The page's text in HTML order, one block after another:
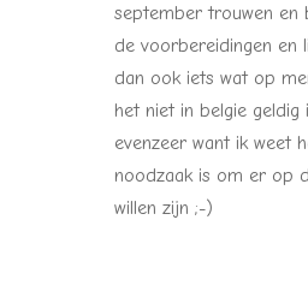
september trouwen en
de voorbereidingen en
dan ook iets wat op
het niet in belgie geldig
evenzeer want ik weet
noodzaak is om er op
willen zijn ;-)